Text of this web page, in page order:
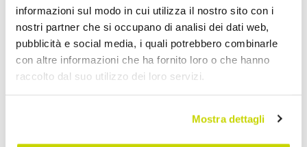
informazioni sul modo in cui utilizza il nostro sito con i
nostri partner che si occupano di analisi dei dati web,
pubblicità e social media, i quali potrebbero combinarle
con altre informazioni che ha fornito loro o che hanno
raccolto dal suo utilizzo dei loro servizi.
Mostra dettagli